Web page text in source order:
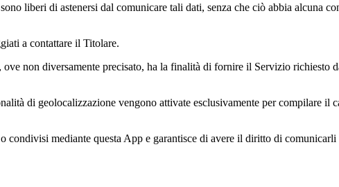
liberi di astenersi dal comunicare tali dati, senza che ciò abbia alcuna
a contattare il Titolare.
non diversamente precisato, ha la finalità di fornire il Servizio richiesto
di geolocalizzazione vengono attivate esclusivamente per compilare il
mediante questa App e garantisce di avere il diritto di